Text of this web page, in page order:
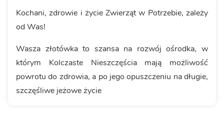
Kochani, zdrowie i życie Zwierząt w Potrzebie, zależy
od Was!
Wasza złotówka to szansa na rozwój ośrodka, w
którym Kolczaste Nieszczęścia mają możliwość
powrotu do zdrowia, a po jego opuszczeniu na długie,
szczęśliwe jeżowe życie